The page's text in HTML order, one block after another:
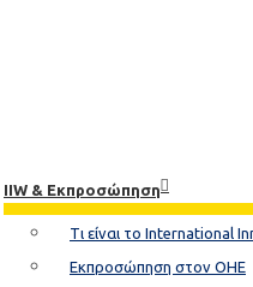
IIW & Εκπροσώπηση
Tι είναι το International
Εκπροσώπηση στον ΟΗΕ